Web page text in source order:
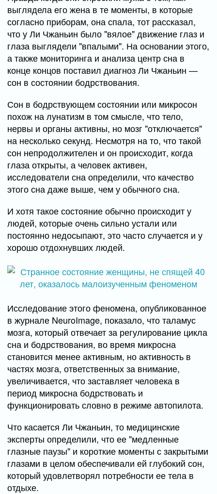
выглядела его жена в те моменты, в которые
согласно приборам, она спала, тот рассказал,
что у Ли Чжаньин было "вялое" движение глаз и
глаза выглядели "впалыми". На основании этого,
а также мониторинга и анализа центр сна в
конце концов поставил диагноз Ли Чжаньин —
сон в состоянии бодрствования.
Сон в бодрствующем состоянии или микросон
похож на лунатизм в том смысле, что тело,
нервы и органы активны, но мозг "отключается"
на несколько секунд. Несмотря на то, что такой
сон непродолжителен и он происходит, когда
глаза открыты, а человек активен,
исследователи сна определили, что качество
этого сна даже выше, чем у обычного сна.
И хотя такое состояние обычно происходит у
людей, которые очень сильно устали или
постоянно недосыпают, это часто случается и у
хорошо отдохнувших людей.
Исследование этого феномена, опубликованное
в журнале NeuroImage, показало, что таламус
мозга, который отвечает за регулирование цикла
сна и бодрствования, во время микросна
становится менее активным, но активность в
частях мозга, ответственных за внимание,
увеличивается, что заставляет человека в
период микросна бодрствовать и
функционировать словно в режиме автопилота.
Что касается Ли Чжаньин, то медицинские
эксперты определили, что ее "медленные
глазные паузы" и короткие моменты с закрытыми
глазами в целом обеспечивали ей глубокий сон,
который удовлетворял потребности ее тела в
отдыхе.